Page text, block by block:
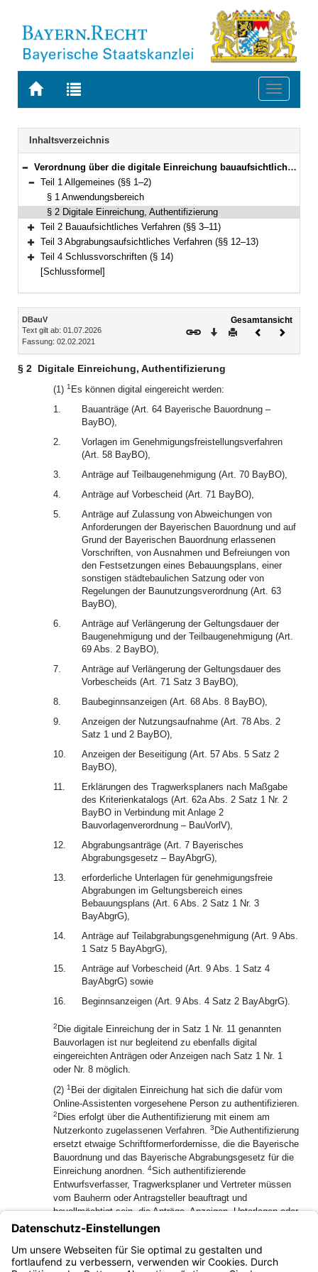
Zur
BAYERN.RECHT
Zur
letzten
Suche
Toggle
Navigation
Inhaltsverzeichnis
Bereich reduzieren
Verordnung über die digitale Einreichung bauaufsichtlicher Anträge und Anzeigen (Digitale Bauantragsverordnung – DBauV) Vom 2. Februar 2021 (GVBl. S. 26) BayRS 2132-1-24-B (§§ 1–14)
Bereich reduzieren
Teil 1 Allgemeines (§§ 1–2)
§ 1 Anwendungsbereich
§ 2 Digitale Einreichung, Authentifizierung
Bereich erweitern
Teil 2 Bauaufsichtliches Verfahren (§§ 3–11)
Bereich erweitern
Teil 3 Abgrabungsaufsichtliches Verfahren (§§ 12–13)
Bereich erweitern
Teil 4 Schlussvorschriften (§ 14)
[Schlussformel]
Inhalt
DBauV
Text gilt ab: 01.07.2026
Fassung: 02.02.2021
Gesamtansicht
Download
DruckenVorheriges
§ 2 Digitale Einreichung, Authentifizierung
(1) 1 Es können digital eingereicht werden:
1.
Bauanträge (Art. 64 Bayerische Bauordnung –
BayBO),
2.
Vorlagen im Genehmigungsfreistellungsverfahren
(Art. 58 BayBO),
3.
Anträge auf Teilbaugenehmigung (Art. 70 BayBO),
4.
Anträge auf Vorbescheid (Art. 71 BayBO),
5.
Anträge auf Zulassung von Abweichungen von
Anforderungen der Bayerischen Bauordnung und auf
Grund der Bayerischen Bauordnung erlassenen
Vorschriften, von Ausnahmen und Befreiungen von
den Festsetzungen eines Bebauungsplans, einer
sonstigen städtebaulichen Satzung oder von
Regelungen der Baunutzungsverordnung (Art. 63
BayBO),
6.
Anträge auf Verlängerung der Geltungsdauer der
Baugenehmigung und der Teilbaugenehmigung (Art.
69 Abs. 2 BayBO),
7.
Anträge auf Verlängerung der Geltungsdauer des
Vorbescheids (Art. 71 Satz 3 BayBO),
8.
Baubeginnsanzeigen (Art. 68 Abs. 8 BayBO),
9.
Anzeigen der Nutzungsaufnahme (Art. 78 Abs. 2
Satz 1 und 2 BayBO),
10.
Anzeigen der Beseitigung (Art. 57 Abs. 5 Satz 2
BayBO),
11.
Erklärungen des Tragwerksplaners nach Maßgabe
des Kriterienkatalogs (Art. 62a Abs. 2 Satz 1 Nr. 2
BayBO in Verbindung mit Anlage 2
Bauvorlagenverordnung – BauVorlV),
12.
Abgrabungsanträge (Art. 7 Bayerisches
Abgrabungsgesetz – BayAbgrG),
13.
erforderliche Unterlagen für genehmigungsfreie
Abgrabungen im Geltungsbereich eines
Bebauungsplans (Art. 6 Abs. 2 Satz 1 Nr. 3
BayAbgrG),
14.
Anträge auf Teilabgrabungsgenehmigung (Art. 9 Abs.
1 Satz 5 BayAbgrG),
15.
Anträge auf Vorbescheid (Art. 9 Abs. 1 Satz 4
BayAbgrG) sowie
16.
Beginnsanzeigen (Art. 9 Abs. 4 Satz 2 BayAbgrG).
2 Die digitale Einreichung der in Satz 1 Nr. 11 genannten
Bauvorlagen ist nur begleitend zu ebenfalls digital
eingereichten Anträgen oder Anzeigen nach Satz 1 Nr. 1
oder Nr. 8 möglich.
(2) 1 Bei der digitalen Einreichung hat sich die dafür vom
Online-Assistenten vorgesehene Person zu authentifizieren.
2 Dies erfolgt über die Authentifizierung mit einem am
Nutzerkonto zugelassenen Verfahren. 3 Die Authentifizierung
ersetzt etwaige Schriftformerfordernisse, die die Bayerische
Bauordnung und das Bayerische Abgrabungsgesetz für die
Einreichung anordnen. 4Sich authentifizierende
Entwurfsverfasser, Tragwerksplaner und Vertreter müssen
vom Bauherrn oder Antragsteller beauftragt und
bevollmächtigt sein, die Anträge, Anzeigen, Unterlagen oder
Bauvorlagen digital einzureichen.
bei denen mehrere Personen als Bauherr oder Antragsteller
auftreten, auch für den sich authentifizierenden Bauherrn
oder Antragsteller.